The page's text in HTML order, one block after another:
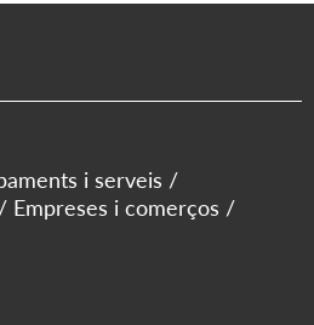
i serveis
Empreses i comerços